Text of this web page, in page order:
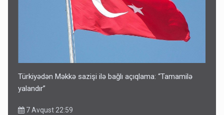
Türkiyədən Məkkə sazişi ilə bağlı açıqlama: “Tamamilə
yalandır”
7 Avqust 22:59